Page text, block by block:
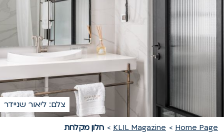
צלם: ליאור שניידר
Home
KLIL Magazine חלון מקלחת